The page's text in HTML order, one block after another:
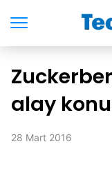
alay
28 Mart 2016